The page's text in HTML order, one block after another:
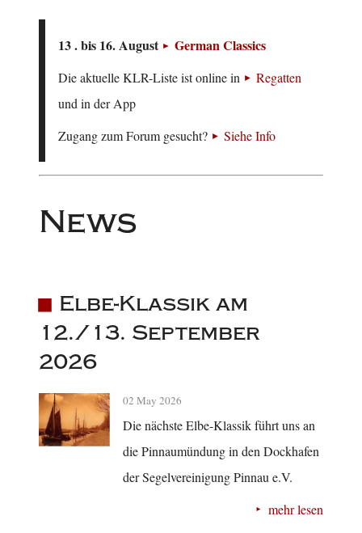
13 . bis 16. August German Classics
Die aktuelle KLR-Liste ist online in
Regatten
und in der App
Zugang zum Forum gesucht?
Siehe Info
News
Elbe-Klassik am
12./13. September
2026
02 May 2026
Die nächste Elbe-Klassik führt uns an
die Pinnaumündung in den Dockhafen
der Segelvereinigung Pinnau e.V.
mehr lesen